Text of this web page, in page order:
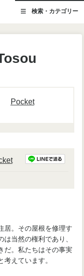
検索・カテゴリー
Pocket
居。その屋根を修理す
当然の権利であり、
だ。私たちはその事実
えています。